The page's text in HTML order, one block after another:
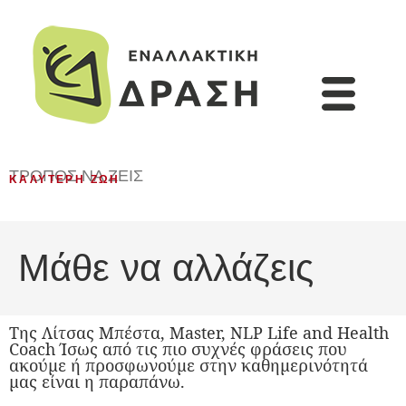
ΤΡΌΠΟΣ ΝΑ ΖΕΙΣ
ΚΑΛΎΤΕΡΗ ΖΩΉ
Μάθε να αλλάζεις
Της Λίτσας Μπέστα, Master, NLP Life and Health
Coach Ίσως από τις πιο συχνές φράσεις που
ακούμε ή προσφωνούμε στην καθημερινότητά
μας είναι η παραπάνω.